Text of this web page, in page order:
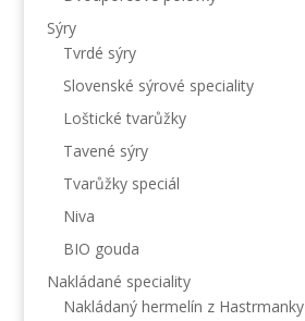
Sýry
Tvrdé sýry
Slovenské sýrové speciality
Loštické tvarůžky
Tavené sýry
Tvarůžky speciál
Niva
BIO gouda
Nakládané speciality
Nakládaný hermelín z Hastrmanky